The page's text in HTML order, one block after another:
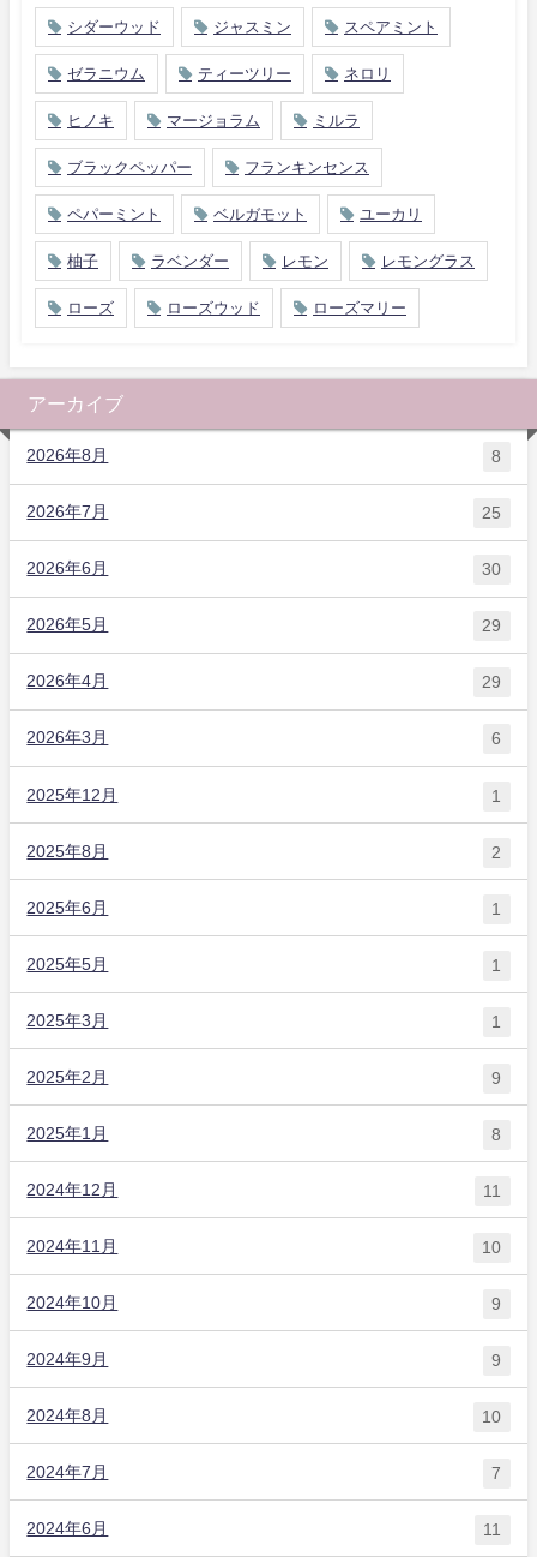
シダーウッド ジャスミン スペアミント
ゼラニウム ティーツリー ネロリ
ヒノキ マージョラム ミルラ
ブラックペッパー フランキンセンス
ペパーミント ベルガモット ユーカリ
柚子 ラベンダー レモン レモングラス
ローズ ローズウッド ローズマリー
アーカイブ
2026年8月 8
2026年7月 25
2026年6月 30
2026年5月 29
2026年4月 29
2026年3月 6
2025年12月 1
2025年8月 2
2025年6月 1
2025年5月 1
2025年3月 1
2025年2月 9
2025年1月 8
2024年12月 11
2024年11月 10
2024年10月 9
2024年9月 9
2024年8月 10
2024年7月 7
2024年6月 11